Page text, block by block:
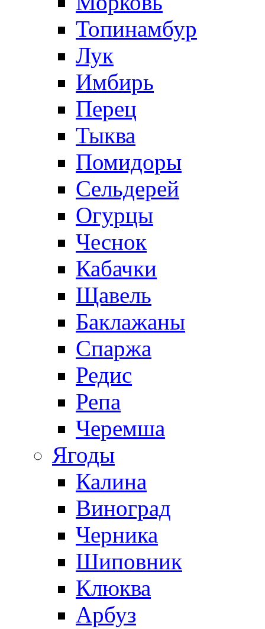
Топинамбур
Лук
Имбирь
Перец
Тыква
Помидоры
Сельдерей
Огурцы
Чеснок
Кабачки
Щавель
Баклажаны
Спаржа
Редис
Репа
Черемша
Ягоды
Калина
Виноград
Черника
Шиповник
Клюква
Арбуз